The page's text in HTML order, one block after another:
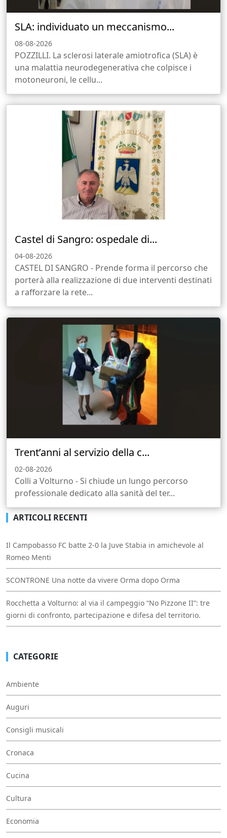
SLA: individuato un meccanismo...
08-08-2026
POZZILLI. La sclerosi laterale amiotrofica (SLA) è
una malattia neurodegenerativa che colpisce i
motoneuroni, le cellu...
Castel di Sangro: ospedale di...
04-08-2026
CASTEL DI SANGRO - Prende forma il percorso che
porterà alla realizzazione di due interventi destinati
a rafforzare la rete...
Trent’anni al servizio della c...
02-08-2026
Colli a Volturno - Si chiude un lungo percorso
professionale dedicato alla sanità del ter...
ARTICOLI RECENTI
Il Campobasso FC batte 2-0 la Juve Stabia in amichevole al
Romeo Menti
SCONTRONE Una notte da vivere Orma dopo Orma
Rocchetta a Volturno: al via il campeggio “No Pizzone II”: tre
giorni di confronto, partecipazione e difesa del territorio.
CATEGORIE
Ambiente
Auguri
Consigli musicali
Cronaca
Cucina
Cultura
Economia